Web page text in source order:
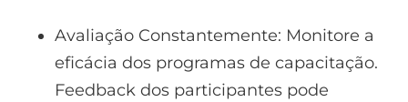
Avaliação Constantemente: Monitore a
eficácia dos programas de capacitação.
Feedback dos participantes pode